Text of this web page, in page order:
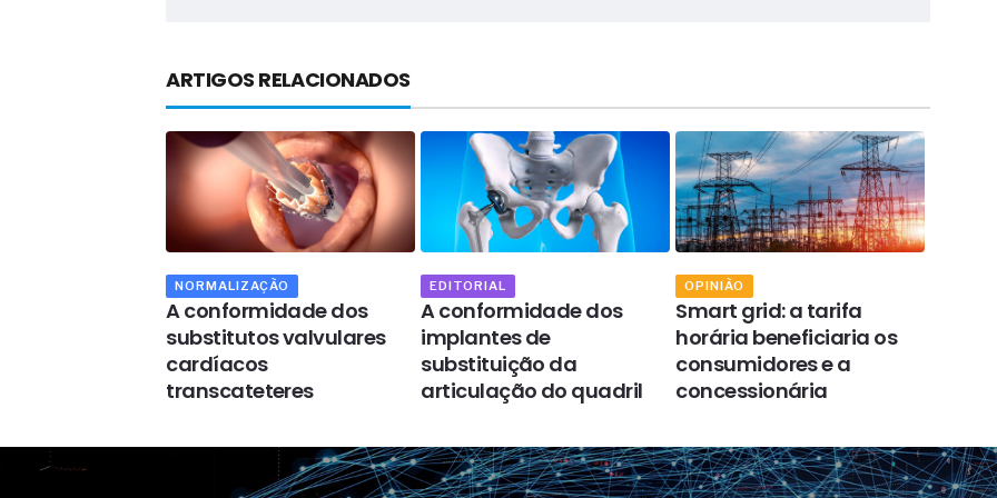
ARTIGOS RELACIONADOS
NORMALIZAÇÃO
A conformidade dos
substitutos valvulares
cardíacos
transcateteres
EDITORIAL
A conformidade dos
implantes de
substituição da
articulação do quadril
OPINIÃO
Smart grid: a tarifa
horária beneficiaria os
consumidores e a
concessionária